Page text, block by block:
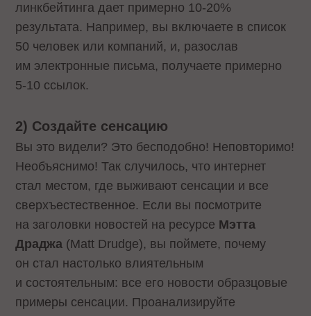
линкбейтинга дает примерно 10-20%
результата. Например, вы включаете в список
50 человек или компаний, и, разослав
им электронные письма, получаете примерно
5-10 ссылок.
2) Создайте сенсацию
Вы это видели? Это бесподобно! Неповторимо!
Необъяснимо! Так случилось, что интернет
стал местом, где выживают сенсации и все
сверхъестественное. Если вы посмотрите
на заголовки новостей на ресурсе Мэтта
Драджа (Matt Drudge), вы поймете, почему
он стал настолько влиятельным
и состоятельным: все его новости образцовые
примеры сенсации. Проанализируйте